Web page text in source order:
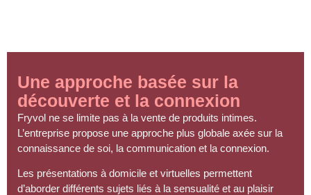
Une approche basée sur la
découverte et la connexion
Fryvol ne se limite pas à la vente de produits intimes.
L’entreprise propose une approche plus globale axée sur la
connaissance de soi, la communication et la connexion.
Les présentations à domicile et virtuelles permettent
d’aborder différents sujets liés à la sensualité et au plaisir